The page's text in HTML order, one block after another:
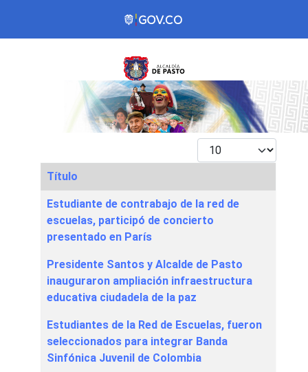
Mostrar #
Articles
Título
Estudiante de contrabajo de la red de
escuelas, participó de concierto
presentado en París
Presidente Santos y Alcalde de Pasto
inauguraron ampliación infraestructura
educativa ciudadela de la paz
Estudiantes de la Red de Escuelas, fueron
seleccionados para integrar Banda
Sinfónica Juvenil de Colombia